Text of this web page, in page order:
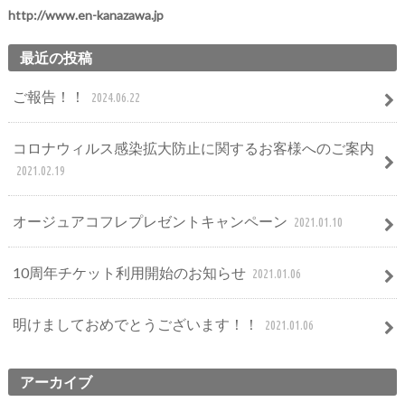
http://www.en-kanazawa.jp
最近の投稿
ご報告！！ 2024.06.22
コロナウィルス感染拡大防止に関するお客様へのご案内
2021.02.19
オージュアコフレプレゼントキャンペーン 2021.01.10
10周年チケット利用開始のお知らせ 2021.01.06
明けましておめでとうございます！！ 2021.01.06
アーカイブ